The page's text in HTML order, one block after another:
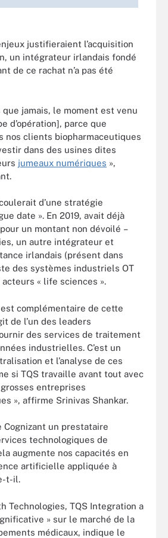
justifieraient l’acquisition
un intégrateur irlandais fondé
de ce rachat n’a pas été
jamais, le moment est venu
d’opération], parce que
nos clients biopharmaceutiques
dans des usines dites
jumeaux numériques »,
d’une stratégie
date ». En 2019, avait déjà
un montant non dévoilé –
un autre intégrateur et
irlandais (présent dans
des systèmes industriels OT
« life sciences ».
complémentaire de cette
de l’un des leaders
des services de traitement
industrielles. C’est un
et l’analyse de ces
si TQS travaille avant tout avec
entreprises
», affirme Srinivas Shankar.
Cognizant un prestataire
technologiques de
augmente nos capacités en
artificielle appliquée à
t-il.
Technologies, TQS Integration a
» sur le marché de la
médicaux, indique le